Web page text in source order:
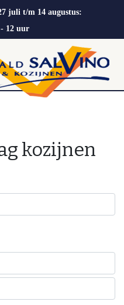
juli t/m 14 augustus:
12 uur
kozijnen